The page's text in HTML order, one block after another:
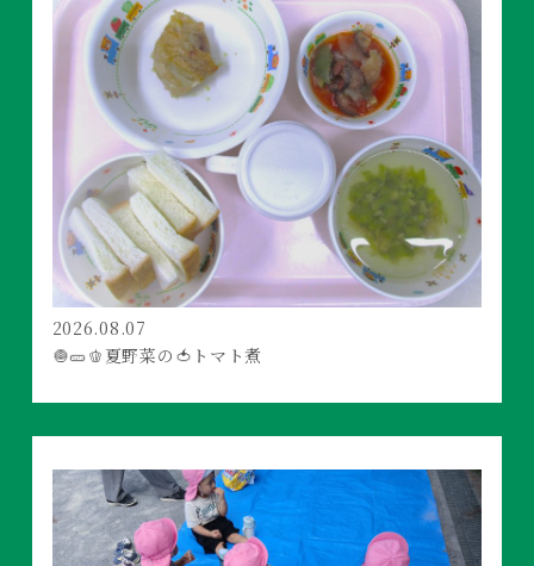
2026.08.07
🧅🥒🫑夏野菜の🍅トマト煮